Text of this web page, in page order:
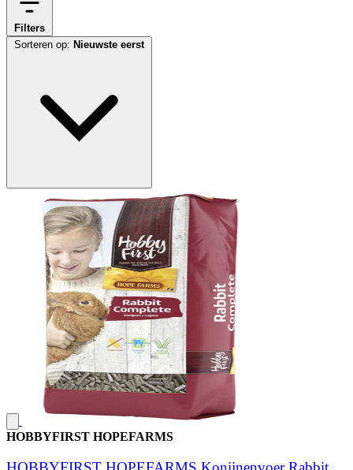
Filters
Sorteren op: Nieuwste eerst
HOBBYFIRST HOPEFARMS